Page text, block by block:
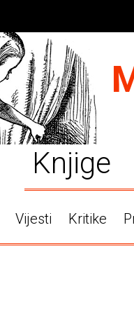
Knjige
Vijesti Kritike